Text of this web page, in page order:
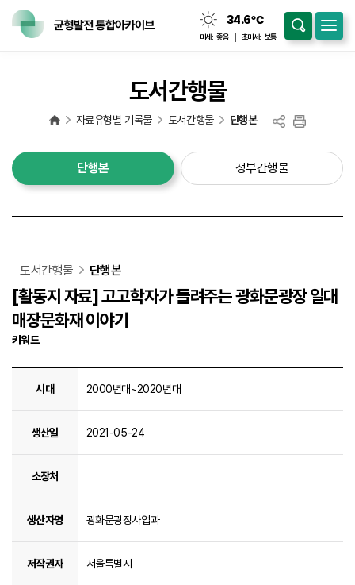
34.6℃
맑음
미세: 좋음 초미세: 보통
도서간행물
자료유형별 기록물 도서간행물 단행본
단행본 정부간행물
도서간행물 단행본
[활동지 자료] 고고학자가 들려주는 광화문광장 일대
매장문화재 이야기
키워드
시대 2000년대~2020년대
생산일 2021-05-24
소장처
생산자명 광화문광장사업과
저작권자 서울특별시